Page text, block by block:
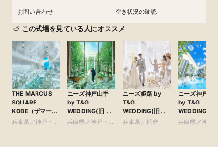
お問い合わせ 空き状況の確認
この式場を見ている人にオススメ
THE MARCUS
SQUARE
KOBE（ザマーカ
ススクエアコウ
兵庫県／神戸・淡
ニーズ神戸山手
by T&G
WEDDING(旧 山
手迎賓館 神戸)
兵庫県／神戸・淡
ニーズ姫路 by
T&G
WEDDING(旧
アーヴェリール迎
兵庫県／播磨
ニーズ神戸三
by T&G
WEDDING(旧
イサイド迎賓
兵庫県／神戸